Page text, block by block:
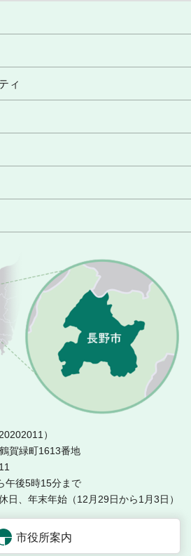
ィ
）
賀緑町1613番地
午後5時15分まで
日、年末年始（12月29日から1月3日）
市役所案内